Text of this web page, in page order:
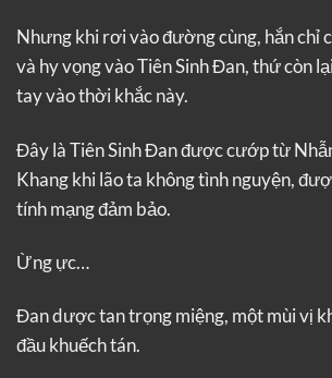
Nhưng khi rơi vào đường cùng, hắn chỉ
và hy vọng vào Tiên Sinh Đan, thứ còn
tay vào thời khắc này.
Đây là Tiên Sinh Đan được cướp từ
Khang khi lão ta không tình nguyện,
tính mạng đảm bảo.
Ừng ực…
Đan dược tan trọng miệng, một mùi vị
đầu khuếch tán.